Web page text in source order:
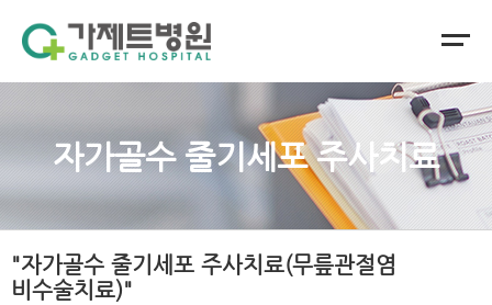
자가골수 줄기세포 주사치료
"자가골수 줄기세포 주사치료(무릎관절염
비수술치료)"